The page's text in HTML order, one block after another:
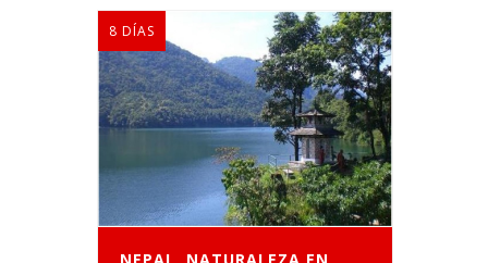
8 DÍAS
NEPAL, NATURALEZA EN